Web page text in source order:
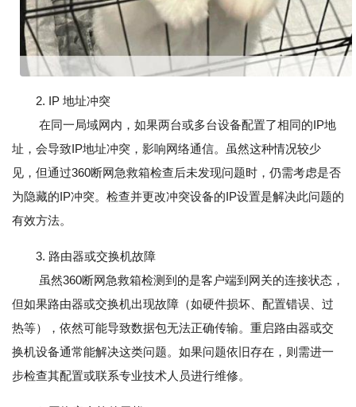
2. IP 地址冲突
在同一局域网内，如果两台或多台设备配置了相同的IP地
址，会导致IP地址冲突，影响网络通信。虽然这种情况较少
见，但通过360断网急救箱检查后未发现问题时，仍需考虑是否
为隐藏的IP冲突。检查并更改冲突设备的IP设置是解决此问题的
有效方法。
3. 路由器或交换机故障
虽然360断网急救箱检测到的是客户端到网关的连接状态，
但如果路由器或交换机出现故障（如硬件损坏、配置错误、过
热等），依然可能导致数据包无法正确传输。重启路由器或交
换机设备通常能解决这类问题。如果问题依旧存在，则需进一
步检查其配置或联系专业技术人员进行维修。